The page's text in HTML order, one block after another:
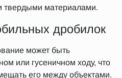
твердыми материалами.
дробилок
может быть
или гусеничном ходу, что
его между объектами.